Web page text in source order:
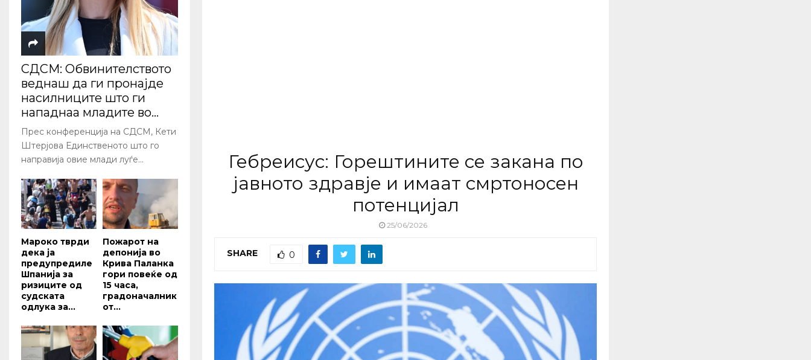
Гебреисус: Горештините се закана по
јавното здравје и имаат смртоносен
потенцијал
25/06/2026
SHARE 0
СДСМ: Обвинителството
веднаш да ги пронајде
насилниците што ги
нападнаа младите во...
Прес конференција на СДСМ, Кети
Штерјова Единственото што го
направија овие млади луѓе...
Мароко тврди
дека ја
предупредиле
Шпанија за
ризиците од
судската
одлука за...
Пожарот на
депонија во
Крива Паланка
гори повеќе од
15 часа,
градоначалник
от...